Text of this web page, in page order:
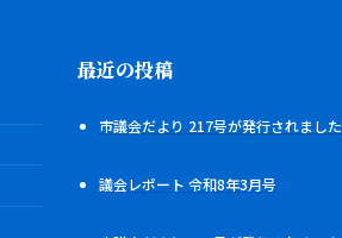
最近の投稿
市議会だより 217号が発行されました
議会レポート 令和8年3月号